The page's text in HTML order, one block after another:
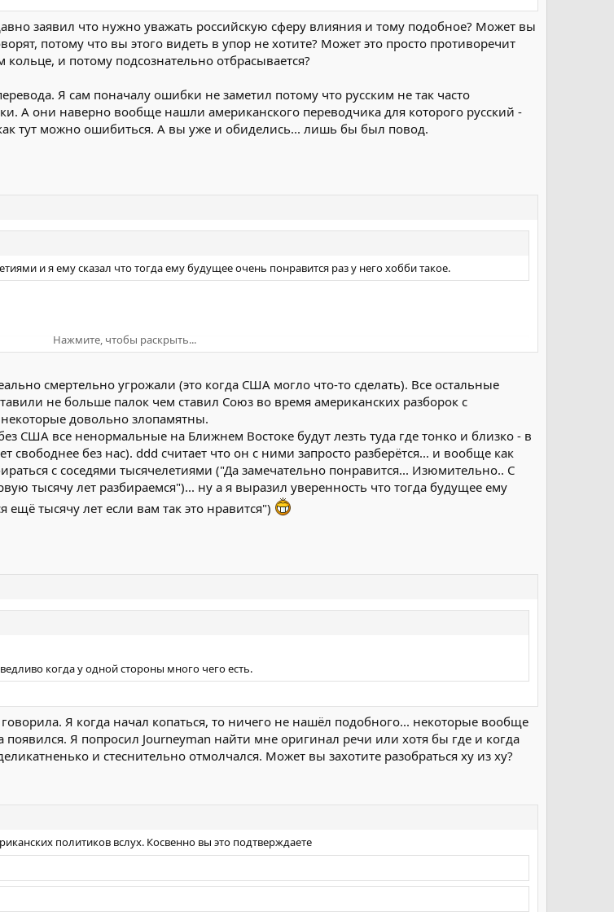
заявил что нужно уважать российскую сферу влияния и тому подобное? Может вы
потому что вы этого видеть в упор не хотите? Может это просто противоречит
и потому подсознательно отбрасывается?
Я сам поначалу ошибки не заметил потому что русским не так часто
А они наверно вообще нашли американского переводчика для которого русский -
тут можно ошибиться. А вы уже и обиделись... лишь бы был повод.
и я ему сказал что тогда ему будущее очень понравится раз у него хобби такое.
у вас начнутся проблемы с соседями - нас будут мало волновать ваши разборки. Мы будем
как вам понравится такая картина мира.
Нажмите, чтобы раскрыть...
с соседями? Один? В сороковых? Остальное "пальцевое шевеление" Штатов было во вред
Нажмите, чтобы раскрыть...
смертельно угрожали (это когда США могло что-то сделать). Все остальные
не больше палок чем ставил Союз во время американских разборок с
довольно злопамятны.
США все ненормальные на Ближнем Востоке будут лезть туда где тонко и близко - в
свободнее без нас). ddd считает что он с ними запросто разберётся... и вообще как
с соседями тысячелетиями ("Да замечательно понравится... Изюмительно.. С
тысячу лет разбираемся")... ну а я выразил уверенность что тогда будущее ему
тысячу лет если вам так это нравится")
когда у одной стороны много чего есть.
Я когда начал копаться, то ничего не нашёл подобного... некоторые вообще
Я попросил Journeyman найти мне оригинал речи или хотя бы где и когда
и стеснительно отмолчался. Может вы захотите разобраться ху из ху?
политиков вслух. Косвенно вы это подтверждаете